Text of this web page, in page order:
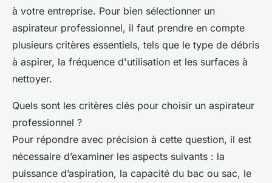
à votre entreprise. Pour bien sélectionner un
aspirateur professionnel, il faut prendre en compte
plusieurs critères essentiels, tels que le type de débris
à aspirer, la fréquence d'utilisation et les surfaces à
nettoyer.
Quels sont les critères clés pour choisir un aspirateur
professionnel ?
Pour répondre avec précision à cette question, il est
nécessaire d’examiner les aspects suivants : la
puissance d’aspiration, la capacité du bac ou sac, le